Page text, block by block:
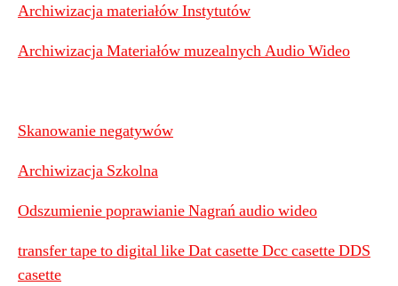
Archiwizacja materiałów Instytutów
Archiwizacja Materiałów muzealnych Audio Wideo
Skanowanie negatywów
Archiwizacja Szkolna
Odszumienie poprawianie Nagrań audio wideo
transfer tape to digital like Dat casette Dcc casette DDS
casette